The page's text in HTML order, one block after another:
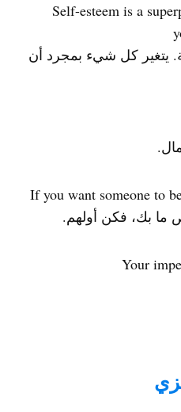
.Self-esteem is a
يتغير كل شيء بمجرد أن
ما بك، فكن أولهم.